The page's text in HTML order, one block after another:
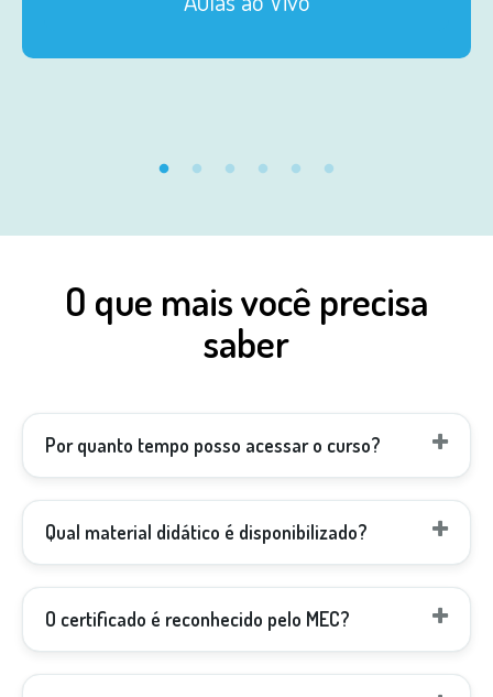
O que mais você precisa
saber
Por quanto tempo posso acessar o curso?
Qual material didático é disponibilizado?
O certificado é reconhecido pelo MEC?